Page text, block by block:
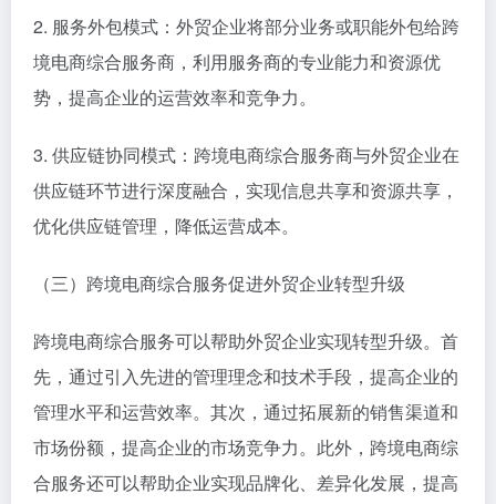
2. 服务外包模式：外贸企业将部分业务或职能外包给跨
境电商综合服务商，利用服务商的专业能力和资源优
势，提高企业的运营效率和竞争力。
3. 供应链协同模式：跨境电商综合服务商与外贸企业在
供应链环节进行深度融合，实现信息共享和资源共享，
优化供应链管理，降低运营成本。
（三）跨境电商综合服务促进外贸企业转型升级
跨境电商综合服务可以帮助外贸企业实现转型升级。首
先，通过引入先进的管理理念和技术手段，提高企业的
管理水平和运营效率。其次，通过拓展新的销售渠道和
市场份额，提高企业的市场竞争力。此外，跨境电商综
合服务还可以帮助企业实现品牌化、差异化发展，提高